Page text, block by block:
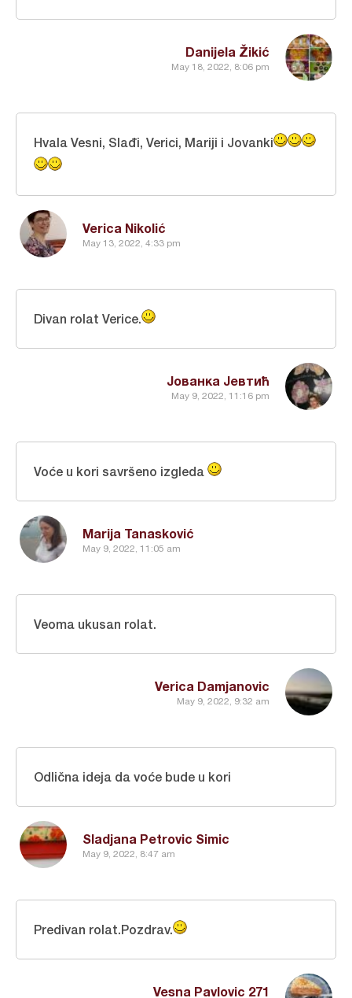
Danijela Žikić
May 18, 2022, 8:06 pm
Verica Nikolić
May 13, 2022, 4:33 pm
Hvala Vesni, Slađi, Verici, Mariji i Jovanki
Јованка Јевтић
May 9, 2022, 11:16 pm
Divan rolat Verice.
Marija Tanasković
May 9, 2022, 11:05 am
Voće u kori savršeno izgleda
Verica Damjanovic
May 9, 2022, 9:32 am
Veoma ukusan rolat.
Sladjana Petrovic Simic
May 9, 2022, 8:47 am
Odlična ideja da voće bude u kori
Vesna Pavlovic 271
Predivan rolat.Pozdrav.